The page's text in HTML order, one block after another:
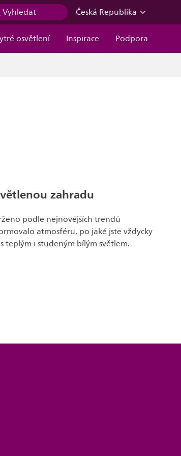
Vyhledat
Česká Republika
osvětlení Inspirace Podpora
zahradu
podle nejnovějších trendů
atmosféru, po jaké jste vždycky
teplým i studeným bílým světlem.